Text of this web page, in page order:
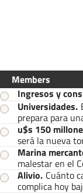
Members
Ingresos y
Universidades.
prepara para
u$s 150
será la nueva
Marina
malestar en el
Alivio. Cuánto
complica hoy